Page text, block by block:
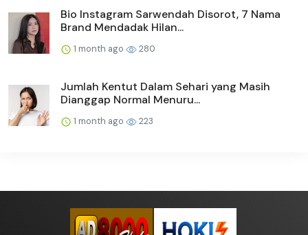
Bio Instagram Sarwendah Disorot, 7 Nama
Brand Mendadak Hilan...
1 month ago 280
Jumlah Kentut Dalam Sehari yang Masih
Dianggap Normal Menuru...
1 month ago 223